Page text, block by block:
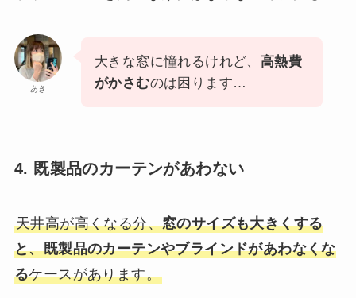
あき
大きな窓に憧れるけれど、 高熱費
がかさむのは困ります…
4. 既製品のカーテンがあわない
天井高が高くなる分、窓のサイズも大きくする
と、既製品のカーテンやブラインドがあわなくな
るケースがあります。